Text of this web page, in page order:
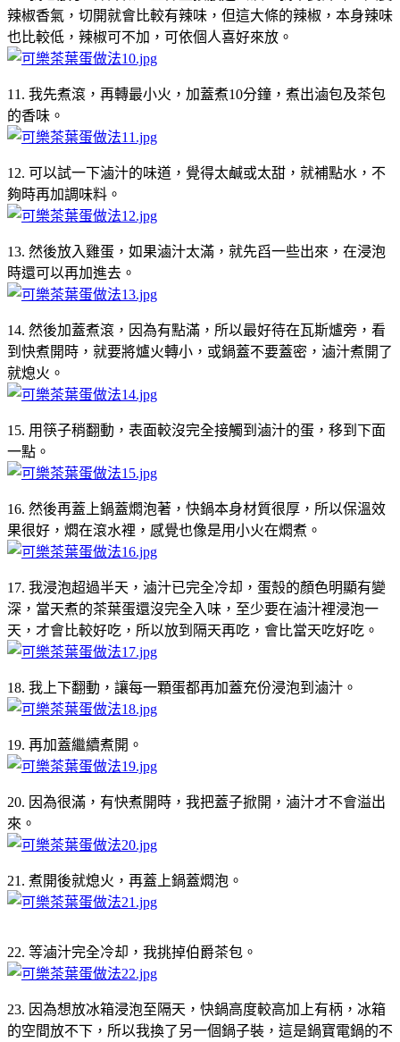
辣椒香氣，切開就會比較有辣味，但這大條的辣椒，本身辣味
也比較低，辣椒可不加，可依個人喜好來放。
11. 我先煮滾，再轉最小火，加蓋煮10分鐘，煮出滷包及茶包
的香味。
12. 可以試一下滷汁的味道，覺得太鹹或太甜，就補點水，不
夠時再加調味料。
13. 然後放入雞蛋，如果滷汁太滿，就先舀一些出來，在浸泡
時還可以再加進去。
14. 然後加蓋煮滾，因為有點滿，所以最好待在瓦斯爐旁，看
到快煮開時，就要將爐火轉小，或鍋蓋不要蓋密，滷汁煮開了
就熄火。
15. 用筷子稍翻動，表面較沒完全接觸到滷汁的蛋，移到下面
一點。
16. 然後再蓋上鍋蓋燜泡著，快鍋本身材質很厚，所以保溫效
果很好，燜在滾水裡，感覺也像是用小火在燜煮。
17. 我浸泡超過半天，滷汁已完全冷却，蛋殼的顏色明顯有變
深，當天煮的茶葉蛋還沒完全入味，至少要在滷汁裡浸泡一
天，才會比較好吃，所以放到隔天再吃，會比當天吃好吃。
18. 我上下翻動，讓每一顆蛋都再加蓋充份浸泡到滷汁。
19. 再加蓋繼續煮開。
20. 因為很滿，有快煮開時，我把蓋子掀開，滷汁才不會溢出
來。
21. 煮開後就熄火，再蓋上鍋蓋燜泡。
22. 等滷汁完全冷却，我挑掉伯爵茶包。
23. 因為想放冰箱浸泡至隔天，快鍋高度較高加上有柄，冰箱
的空間放不下，所以我換了另一個鍋子裝，這是鍋寶電鍋的不